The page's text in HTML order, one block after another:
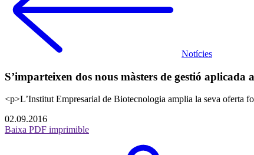
Notícies
S’imparteixen dos nous màsters de gestió
<p>L’Institut Empresarial de Biotecnologia amplia la seva oferta
02.09.2016
Baixa PDF imprimible